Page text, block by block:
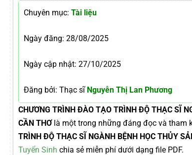
Chuyên mục: Tài liệu
Ngày đăng: 28/08/2025
Ngày cập nhật: 27/10/2025
Đăng bởi: Thạc sĩNguyễn Thị Lan Phương
CHƯƠNG TRÌNH ĐÀO TẠO TRÌNH ĐỘ THẠC SĨ
CẦN THƠlà một trong những đáng đọc và tham
TRÌNH ĐỘ THẠC SĨ NGÀNH BỆNH HỌC THỦY
Tuyển Sinh chia sẻ miễn phí dưới dạng file PDF.